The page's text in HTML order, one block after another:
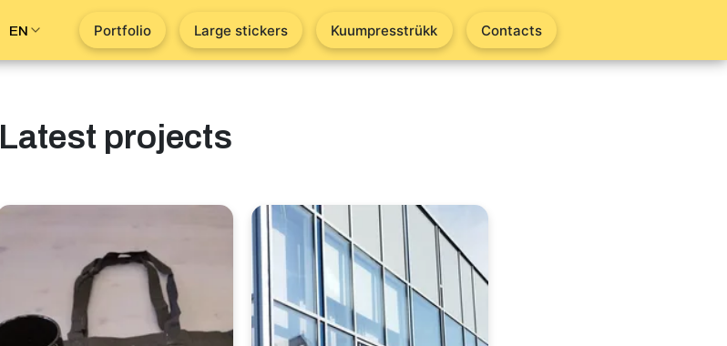
EN Portfolio Large stickers Kuumpresstrükk Contacts
Latest projects